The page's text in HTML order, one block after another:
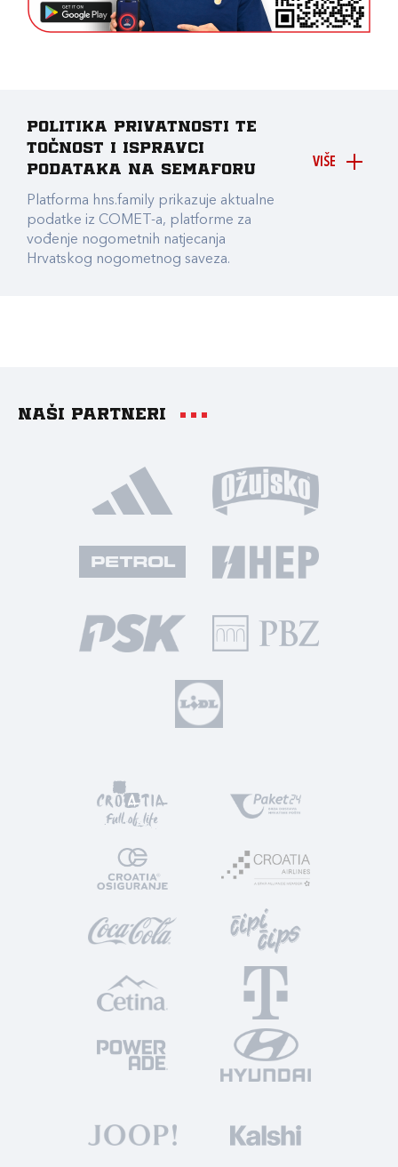
VIŠE
Politika privatnosti te
točnost i ispravci
podataka na Semaforu
Platforma hns.family prikazuje aktualne
podatke iz COMET-a, platforme za
vođenje nogometnih natjecanja
Hrvatskog nogometnog saveza.
Naši partneri